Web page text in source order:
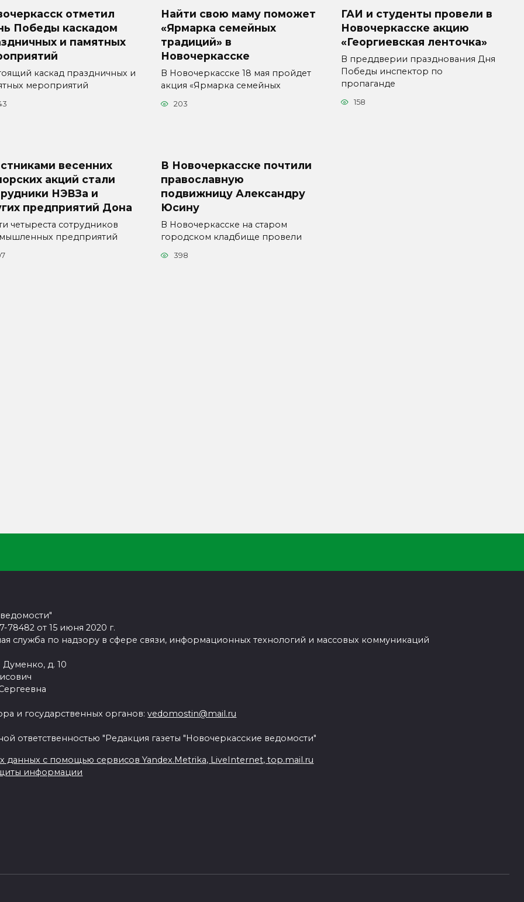
отметил
Победы каскадом
и памятных
каскад праздничных и
мероприятий
Найти свою маму поможет
«Ярмарка семейных
традиций» в
Новочеркасске
В Новочеркасске 18 мая пройдет
акция «Ярмарка семейных
203
ГАИ и студенты провели в
Новочеркасске акцию
«Георгиевская ленточка»
В преддверии празднования Дня
Победы инспектор по
пропаганде
158
весенних
акций стали
НЭВЗа и
предприятий Дона
четыреста сотрудников
предприятий
В Новочеркасске почтили
православную
подвижницу Александру
Юсину
В Новочеркасске на старом
городском кладбище провели
398
от 15 июня 2020 г.
служба по надзору в сфере связи, информационных технологий и массовых коммуникаций
д. 10
и государственных органов:vedomostin@mail.ru
ответственностью "Редакция газеты "Новочеркасские ведомости"
данных с помощью сервисов Yandex.Metrika, LiveInternet, top.mail.ru
информации